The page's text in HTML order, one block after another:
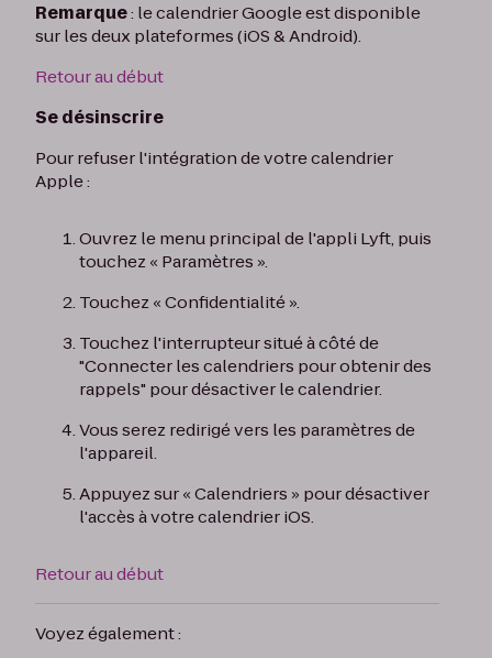
Remarque: le calendrier Google est disponible
sur les deux plateformes (iOS & Android).
Retour au début
Se désinscrire
Pour refuser l'intégration de votre calendrier
Apple :
Ouvrez le menu principal de l'appli Lyft, puis
touchez « Paramètres ».
Touchez « Confidentialité ».
Touchez l'interrupteur situé à côté de
"Connecter les calendriers pour obtenir des
rappels" pour désactiver le calendrier.
Vous serez redirigé vers les paramètres de
l'appareil.
Appuyez sur « Calendriers » pour désactiver
l'accès à votre calendrier iOS.
Retour au début
Voyez également :